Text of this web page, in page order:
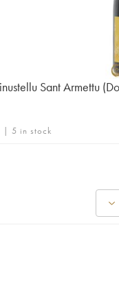
Sant Armettu
| 5 in stock